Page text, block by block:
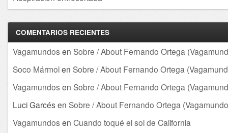
COMENTARIOS RECIENTES
Vagamundos en Sobre / About Fernando Ortega
Soco Mármolen Sobre / About Fernando Ortega
Vagamundos en Sobre / About Fernando Ortega
Luci Garcés en Sobre / About Fernando Ortega
Vagamundos en Cuando toqué el sol de California